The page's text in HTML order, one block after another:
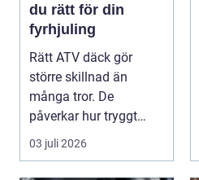
du rätt för din
fyrhjuling
Rätt ATV däck gör
större skillnad än
många tror. De
påverkar hur tryggt
fyrhjulingen beter sig
på vä...
03 juli 2026